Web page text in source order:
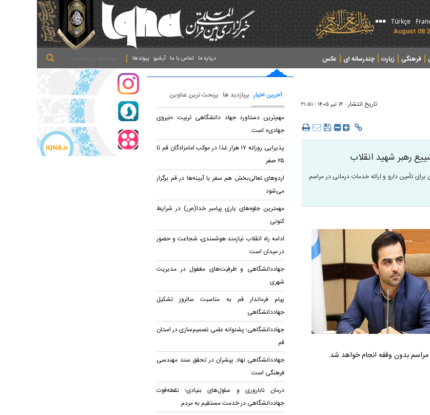
Türkçe
فرهنگی زیارت چندرسانه ای عکس پیوندها آرشیو تماس با ما درباره ما
تاریخ انتشار : ۱۴ تير ۱۴۰۵ - ۲۱:۵۱
رهبر شهید انقلاب
تأمین دارو و ارائه خدمات درمانی در مراسم
مراسم بدون وقفه انجام خواهد شد.
آخرین اخبار پربازدید ها پربحث ترین عناوین
مهم‌ترین دستاورد جهاد دانشگاهی تربیت «نیروی
جهادی» است
پذیرایی روزانه ۱۷ هزار غذا در موکب امامزادگان قم تا
۲۵ صفر
اردو‌های تعالی‌بخش هم سفر با آیینه‌ها در قم برگزار
می‌شود
مهمترین جلوه‌های یاری پیامبر خدا(ص) در شرایط
کنونی
ادامه راه انقلاب نیازمند هوشمندی، شجاعت و حضور
در میدان است
جهاددانشگاهی و ظرفیت‌های مغفول در مدیریت
شهری
پیام فرماندار قم به مناسبت سالروز تشکیل
جهاددانشگاهی
جهاددانشگاهی؛ پشتوانه علمی تصمیم‌سازی در استان
قم
جهاددانشگاهی نهاد پیشران در تحقق سند مهندسی
فرهنگی است
درمان ناباروری و سلول‌های بنیادی؛ نقطه‌قوت
جهاددانشگاهی در خدمت مستقیم به مردم